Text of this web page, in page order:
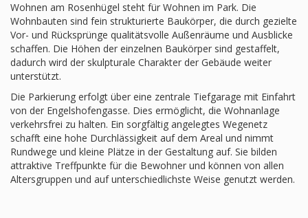
Wohnen am Rosenhügel steht für Wohnen im Park. Die
Wohnbauten sind fein strukturierte Baukörper, die durch gezielte
Vor- und Rücksprünge qualitätsvolle Außenräume und Ausblicke
schaffen. Die Höhen der einzelnen Baukörper sind gestaffelt,
dadurch wird der skulpturale Charakter der Gebäude weiter
unterstützt.
Die Parkierung erfolgt über eine zentrale Tiefgarage mit Einfahrt
von der Engelshofengasse. Dies ermöglicht, die Wohnanlage
verkehrsfrei zu halten. Ein sorgfältig angelegtes Wegenetz
schafft eine hohe Durchlässigkeit auf dem Areal und nimmt
Rundwege und kleine Plätze in der Gestaltung auf. Sie bilden
attraktive Treffpunkte für die Bewohner und können von allen
Altersgruppen und auf unterschiedlichste Weise genutzt werden.